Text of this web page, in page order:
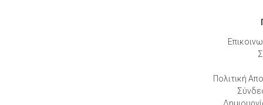
Πολιτική